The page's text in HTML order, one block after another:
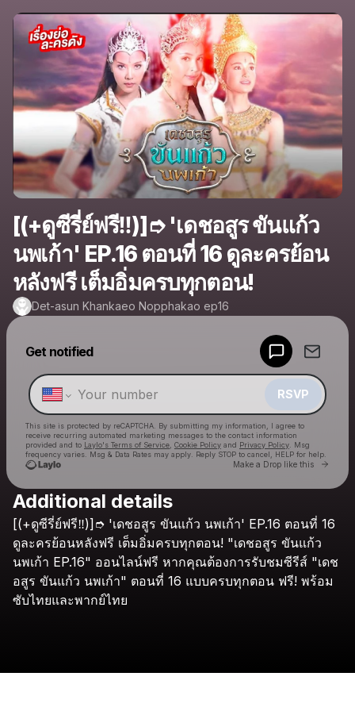
[(+ดูซีรี่ย์ฟรี‼️)]➮ 'เดชอสูร ขันแก้ว
นพเก้า' EP.16 ตอนที่ 16 ดูละครย้อน
หลังฟรี เต็มอิ่มครบทุกตอน!
Det-asun Khankaeo Nopphakao ep16
Get notified
RSVP
This site is protected by reCAPTCHA. By submitting my information, I agree to
receive recurring automated marketing messages to the contact information
provided and to Laylo's Terms of Service Cookie Policy and Privacy Policy . Msg
frequency varies. Msg & Data Rates may apply. Reply STOP to cancel, HELP for help.
Make a Drop like this Go
Det-asun Khankaeo Nopphakao ep16
Check your texts
Additional details
[(+ดูซีรี่ย์ฟรี‼️)]➮ 'เดชอสูร ขันแก้ว นพเก้า' EP.16 ตอนที่ 16
ดูละครย้อนหลังฟรี เต็มอิ่มครบทุกตอน! "เดชอสูร ขันแก้ว
นพเก้า EP.16" ออนไลน์ฟรี หากคุณต้องการรับชมซีรีส์ "เดช
อสูร ขันแก้ว นพเก้า" ตอนที่ 16 แบบครบทุกตอน ฟรี! พร้อม
ซับไทยและพากย์ไทย